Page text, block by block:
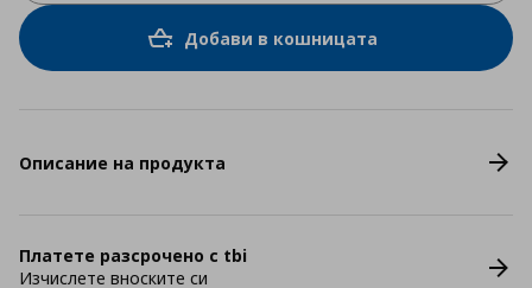
Добави в кошницата
Описание на продукта
Платете разсрочено с tbi
Изчислете вноските си